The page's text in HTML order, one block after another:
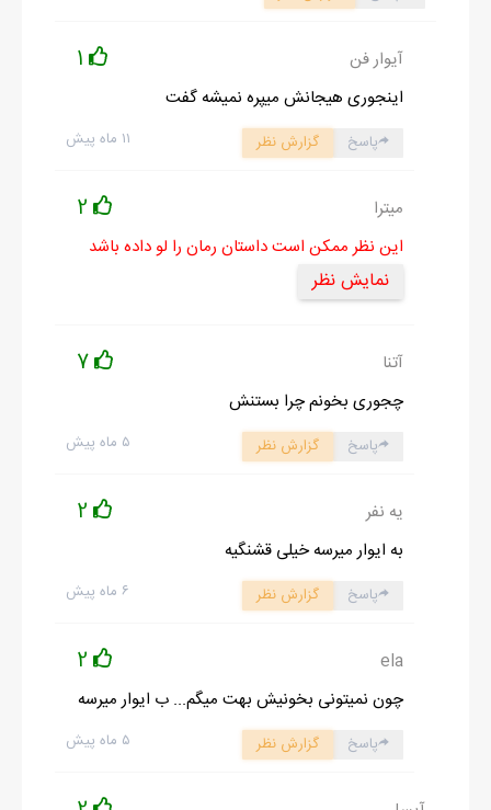
آیوار فن 1
اینجوری هیجانش میپره نمیشه گفت
۱۱ ماه پیش پاسخ گزارش نظر
میترا 2
این نظر ممکن است داستان رمان را لو داده باشد
نمایش نظر
آتنا 7
چجوری بخونم چرا بستنش
۵ ماه پیش پاسخ گزارش نظر
یه نفر 2
به ایوار میرسه خیلی قشنگیه
۶ ماه پیش پاسخ گزارش نظر
ela
2
چون نمیتونی بخونیش بهت میگم... ب ایوار میرسه
۵ ماه پیش پاسخ گزارش نظر